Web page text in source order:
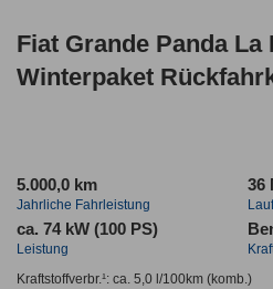
Fiat Grande Panda La
Winterpaket
5.000,0 km
Jahrliche Fahrleistung
36
ca. 74 kW (100 PS)
Leistung
Kraftstoffverbr.¹: ca. 5,0 l/100km(komb.)